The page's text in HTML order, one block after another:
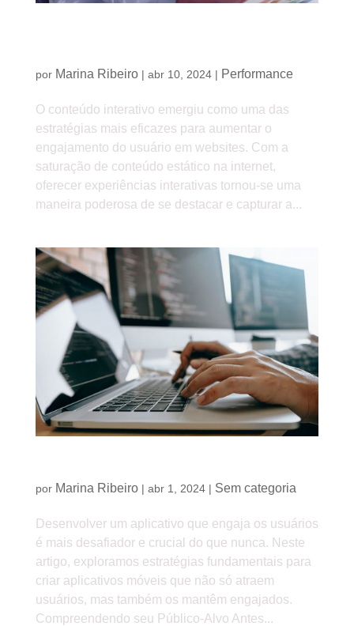
por Marina Ribeiro| abr 10, 2024| Performance
O conteúdo interativo emergiu como uma das
estratégias mais eficazes para aumentar o
engajamento do usuário em websites. Com a
saturação de conteúdo estático na internet,
oferecer experiências interativas tornou-se uma
maneira poderosa de se destacar e capturar a...
por Marina Ribeiro| abr 1, 2024| Sem categoria
Desenvolver um aplicativo que engaja os usuários
é mais desafiador e crucial do que nunca. Neste
artigo, exploramos estratégias fundamentais para
criar aplicativos móveis que não só atraem
usuários, mas também os mantêm engajados.
Compreendendo seu Público-Alvo Antes...